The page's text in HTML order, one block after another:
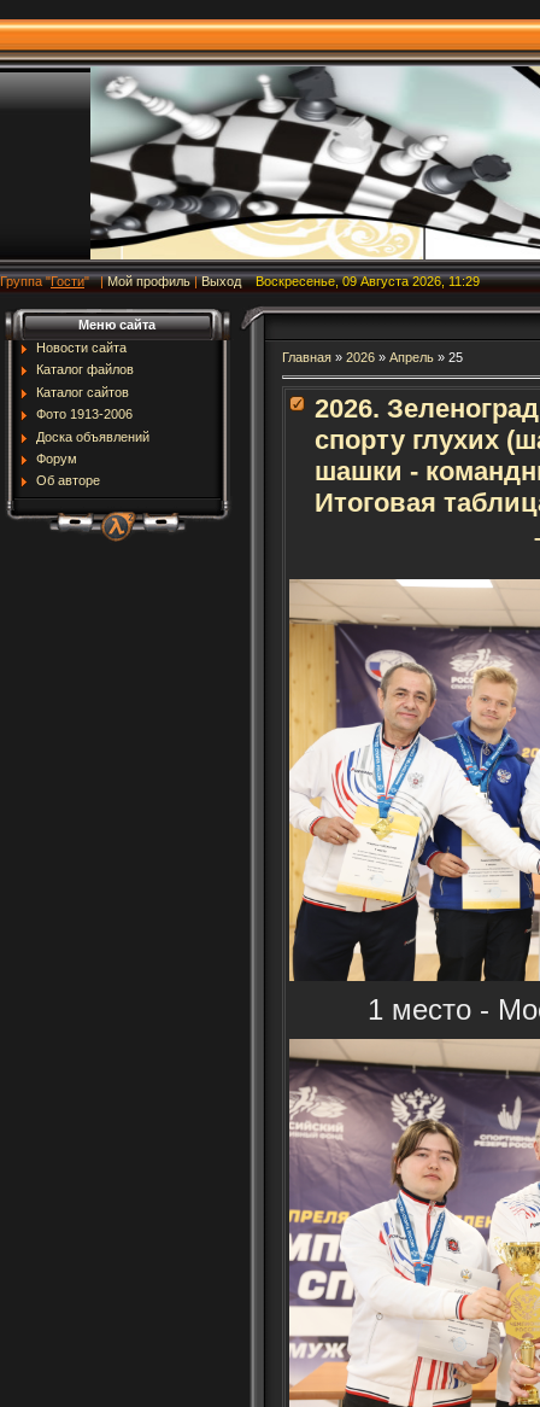
Группа"Гости" |Мой профиль |Выход Воскресенье, 09 Августа 2026, 11:29
Меню сайта
Новости сайта
Каталог файлов
Каталог сайтов
Фото 1913-2006
Доска объявлений
Форум
Об авторе
Главная » 2026 » Апрель » 25
2026.
спорту глухих
шашки -
Итоговая
1 место -